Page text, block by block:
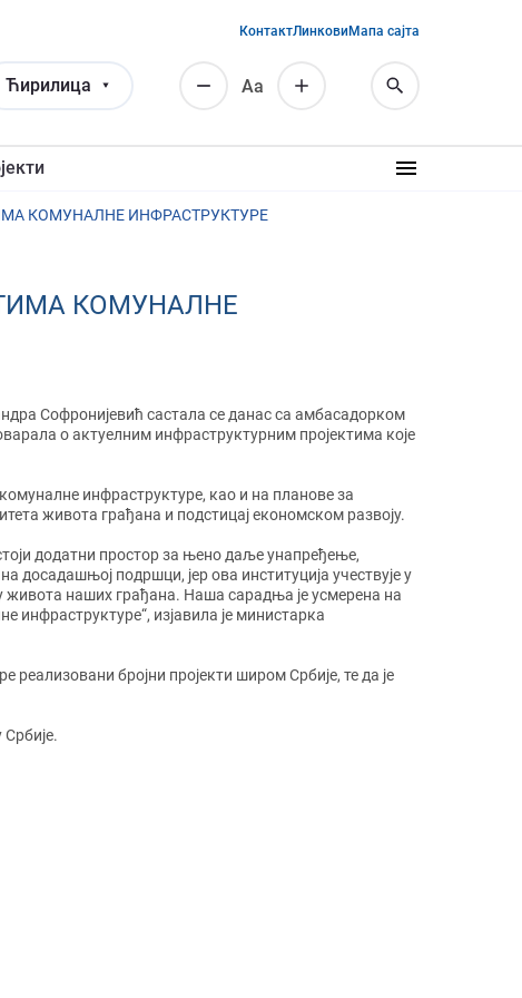
Ћирилица Аа
КонтактЛинковиМапа сајта
КОМУНАЛНЕ ИНФРАСТРУКТУРЕ
КОМУНАЛНЕ
Софронијевић састала се данас са амбасадорком
о актуелним инфраструктурним пројектима које
инфраструктуре, као и на планове за
живота грађана и подстицај економском развоју.
додатни простор за њено даље унапређење,
досадашњој подршци, јер ова институција учествује у
живота наших грађана. Наша сарадња је усмерена на
инфраструктуре“, изјавила је министарка
бројни пројекти широм Србије, те да је